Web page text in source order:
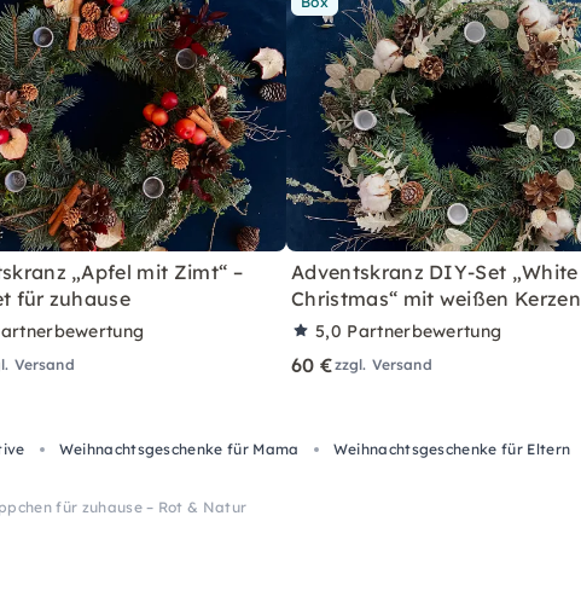
„Apfel mit Zimt“ –
für zuhause
Versand
Adventskranz DIY-Set „White
Christmas“ mit weißen Kerzen
5,0 Partnerbewertung
60 €zzgl. Versand
Weihnachtsgeschenke für Mama Weihnachtsgeschenke für Eltern
für zuhause – Rot & Natur